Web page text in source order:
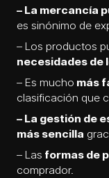
– La mercancía
es sinónimo de
– Los productos
necesidades de
– Es mucho más
clasificación que
– La gestión de
más sencilla
– Las formas de
comprador.